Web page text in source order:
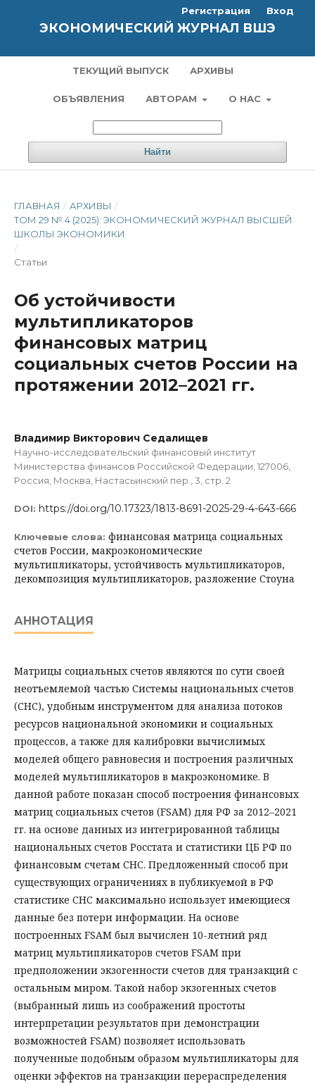
ЭКОНОМИЧЕСКИЙ ЖУРНАЛ ВШЭ
ТЕКУЩИЙ ВЫПУСК АРХИВЫ
ОБЪЯВЛЕНИЯ АВТОРАМ О НАС
Найти
Регистрация Вход
ГЛАВНАЯ / АРХИВЫ /
ТОМ 29 № 4 (2025): ЭКОНОМИЧЕСКИЙ ЖУРНАЛ ВЫСШЕЙ
ШКОЛЫ ЭКОНОМИКИ
/
Статьи
Об устойчивости
мультипликаторов
финансовых матриц
социальных счетов России на
протяжении 2012–2021 гг.
Владимир Викторович Седалищев
Научно-исследовательский финансовый институт
Министерства финансов Российской Федерации, 127006,
Россия, Москва, Настасьинский пер., 3, стр. 2
DOI: https://doi.org/10.17323/1813-8691-2025-29-4-643-666
Ключевые слова: финансовая матрица социальных
счетов России, макроэкономические
мультипликаторы, устойчивость мультипликаторов,
декомпозиция мультипликаторов, разложение Стоуна
АННОТАЦИЯ
Матрицы социальных счетов являются по сути своей
неотъемлемой частью Системы национальных счетов
(СНС), удобным инструментом для анализа потоков
ресурсов национальной экономики и социальных
процессов, а также для калибровки вычислимых
моделей общего равновесия и построения различных
моделей мультипликаторов в макроэкономике. В
данной работе показан способ построения финансовых
матриц социальных счетов (FSAM) для РФ за 2012–2021
гг. на основе данных из интегрированной таблицы
национальных счетов Росстата и статистики ЦБ РФ по
финансовым счетам СНС. Предложенный способ при
существующих ограничениях в публикуемой в РФ
статистике СНС максимально использует имеющиеся
данные без потери информации. На основе
построенных FSAM был вычислен 10-летний ряд
матриц мультипликаторов счетов FSAM при
предположении экзогенности счетов для транзакций с
остальным миром. Такой набор экзогенных счетов
(выбранный лишь из соображений простоты
интерпретации результатов при демонстрации
возможностей FSAM) позволяет использовать
полученные подобным образом мультипликаторы для
оценки эффектов на транзакции перераспределения